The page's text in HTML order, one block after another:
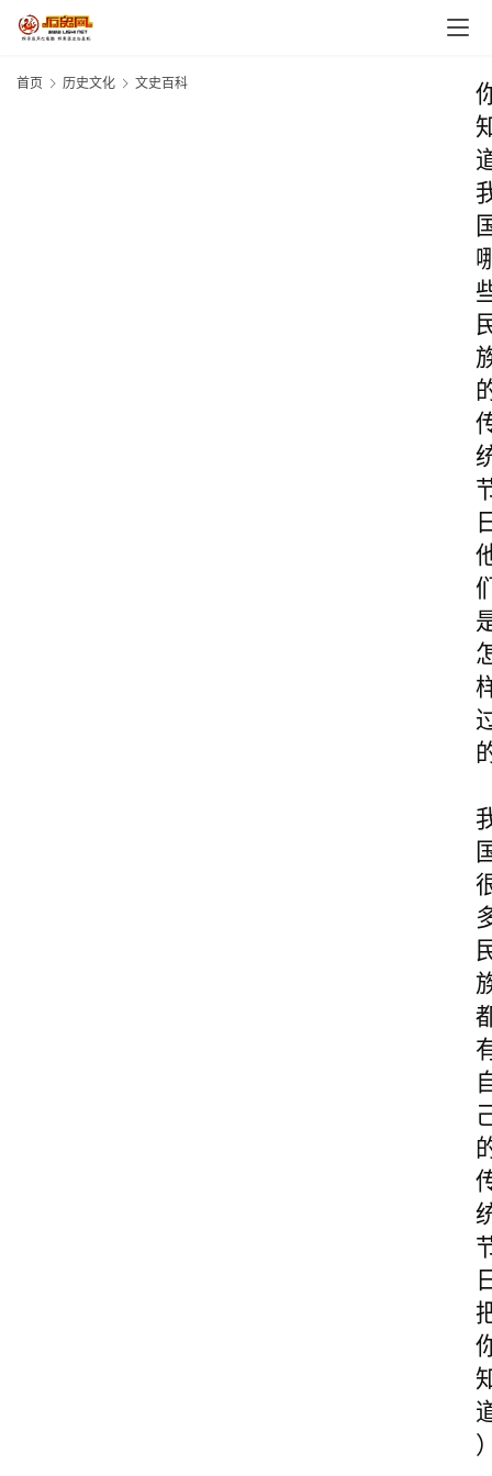
首页 历史文化 文史百科